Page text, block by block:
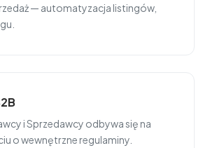
— automatyzacja listingów,
i Sprzedawcy odbywa się na
o wewnętrzne regulaminy.